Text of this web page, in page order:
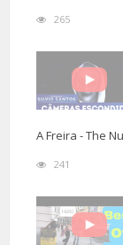
265
A Freira - The
241